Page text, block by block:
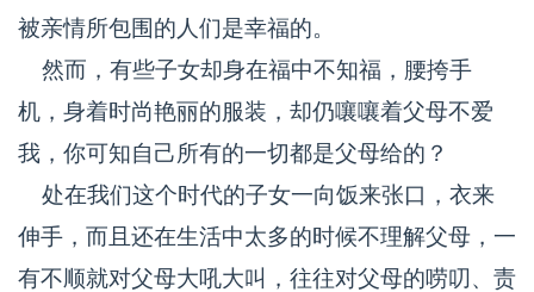
被亲情所包围的人们是幸福的。
然而，有些子女却身在福中不知福，腰挎手
机，身着时尚艳丽的服装，却仍嚷嚷着父母不爱
我，你可知自己所有的一切都是父母给的？
处在我们这个时代的子女一向饭来张口，衣来
伸手，而且还在生活中太多的时候不理解父母，一
有不顺就对父母大吼大叫，往往对父母的唠叨、责